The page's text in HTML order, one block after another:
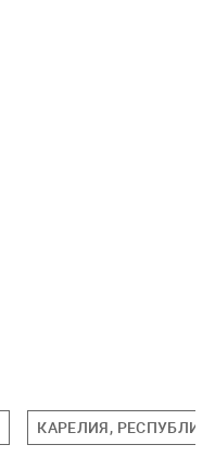
КАРЕЛИЯ,